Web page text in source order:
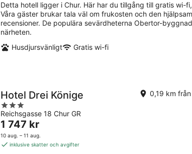
natt
Detta hotell ligger i Chur. Här har du tillgång till gratis wi-
Våra gäster brukar tala väl om frukosten och den
recensioner. De populära sevärdheterna Obertor-
närheten.
Husdjursvänligt
Gratis wi-fi
Hotel Drei Könige
3
out
of
5
Reichsgasse 18 Chur GR
0,19 km
Priset
är
1 747 kr
1 747 kr
10 aug. – 11 aug.
inklusive skatter och avgifter